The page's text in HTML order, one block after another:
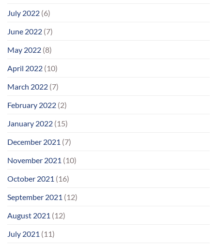
July 2022 (6)
June 2022 (7)
May 2022 (8)
April 2022 (10)
March 2022 (7)
February 2022 (2)
January 2022 (15)
December 2021 (7)
November 2021 (10)
October 2021 (16)
September 2021 (12)
August 2021 (12)
July 2021 (11)